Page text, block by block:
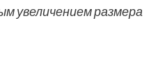
увеличением размера